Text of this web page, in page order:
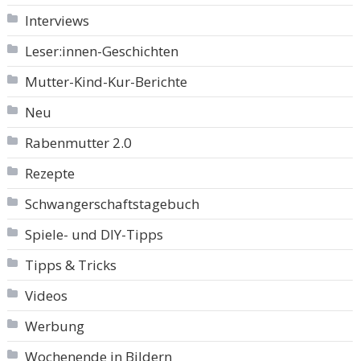
Interviews
Leser:innen-Geschichten
Mutter-Kind-Kur-Berichte
Neu
Rabenmutter 2.0
Rezepte
Schwangerschaftstagebuch
Spiele- und DIY-Tipps
Tipps & Tricks
Videos
Werbung
Wochenende in Bildern